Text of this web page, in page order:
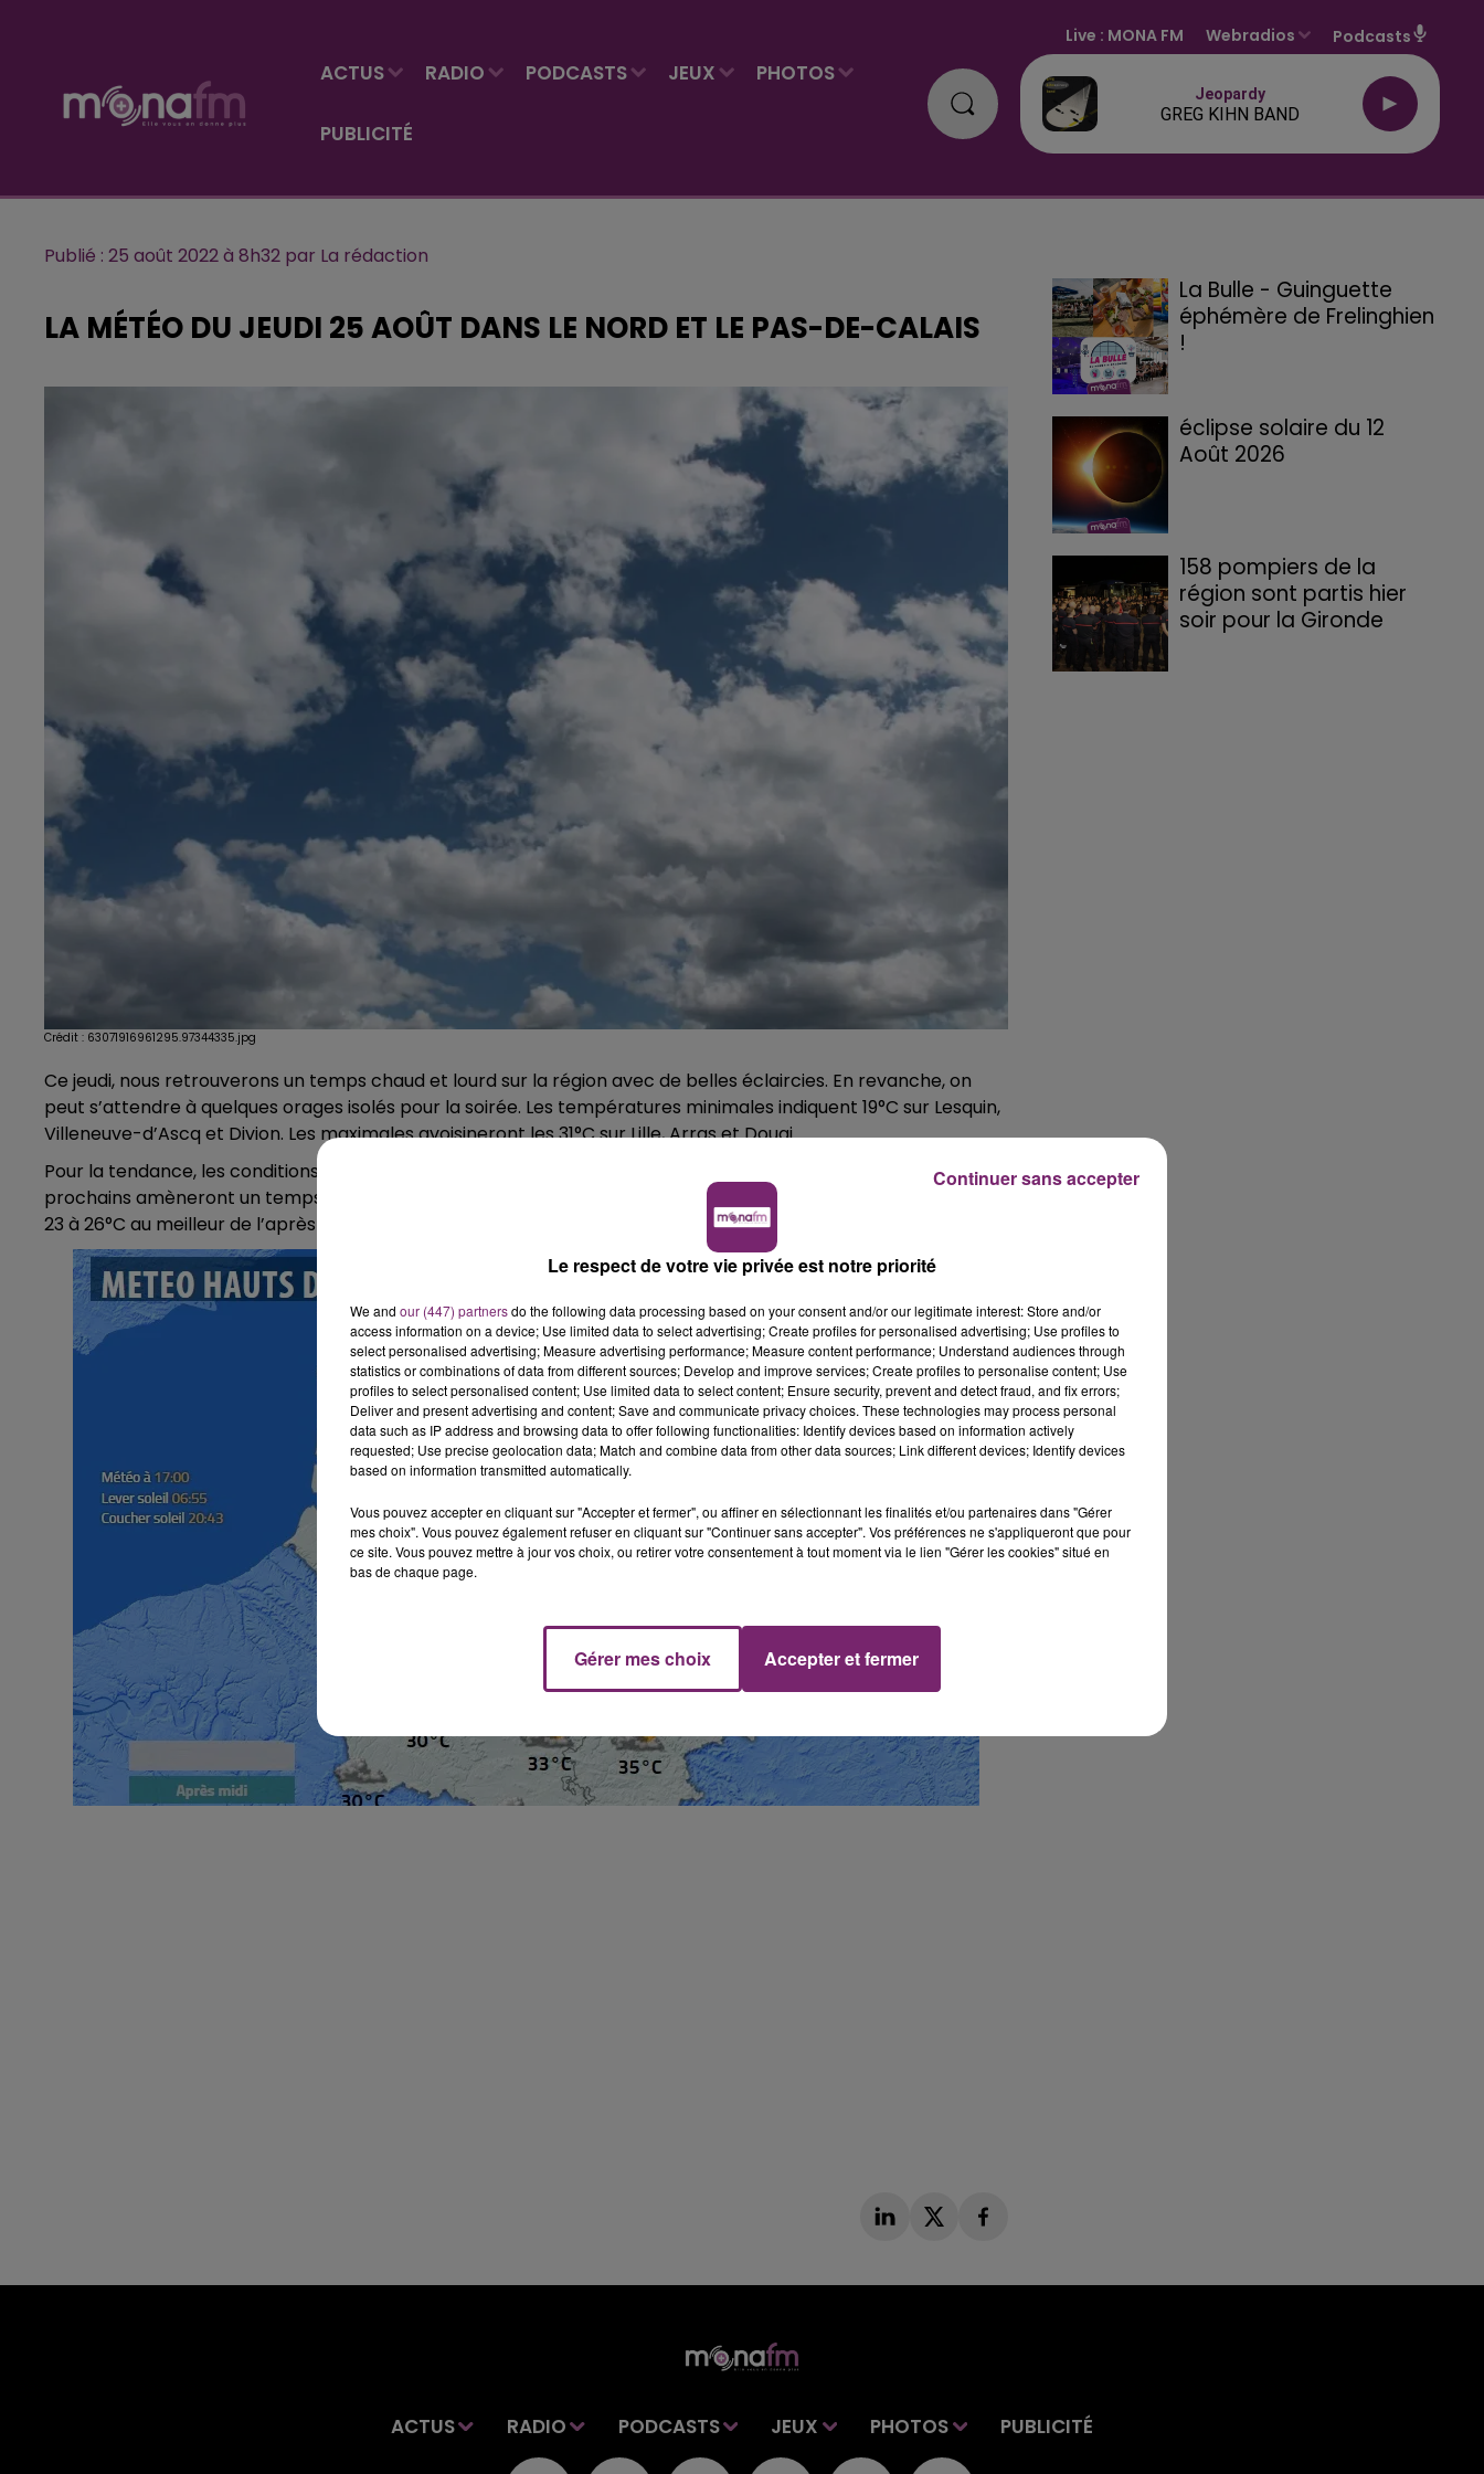
ACTUS RADIO PODCASTS JEUX PHOTOS
PUBLICITÉ
Live : MONA FM Webradios Podcasts
Jeopardy
GREG KIHN BAND
Publié : 25 août 2022 à 8h32 par La rédaction
LA MÉTÉO DU JEUDI 25 AOÛT DANS LE NORD ET LE PAS-DE-CALAIS
Crédit : 63071916961295.97344335.jpg
Ce jeudi, nous retrouverons un temps chaud et lourd sur la région avec de belles éclaircies. En revanche, on
peut s’attendre à quelques orages isolés pour la soirée. Les températures minimales indiquent 19°C sur Lesquin,
Villeneuve-d’Ascq et Divion. Les maximales avoisineront les 31°C sur Lille, Arras et Douai.
Pour la tendance, les conditions anticycloniques, présentes sur notre pays, entre vendredi et mercredi
prochains amèneront un temps assez bien ensoleillé sur la région. Les températures maximales varieront de
23 à 26°C au meilleur de l’après-midi.
La Bulle - Guinguette
éphémère de Frelinghien
!
éclipse solaire du 12
Août 2026
158 pompiers de la
région sont partis hier
soir pour la Gironde
ACTUS RADIO PODCASTS JEUX PHOTOS PUBLICITÉ
Le respect de votre vie privée est notre priorité
We and our (447) partnersdo the following data processing based on your consent and/or our legitimate interest: Store and/or
access information on a device; Use limited data to select advertising; Create profiles for personalised advertising; Use profiles to
select personalised advertising; Measure advertising performance; Measure content performance; Understand audiences through
statistics or combinations of data from different sources; Develop and improve services; Create profiles to personalise content; Use
profiles to select personalised content; Use limited data to select content; Ensure security, prevent and detect fraud, and fix errors;
Deliver and present advertising and content; Save and communicate privacy choices. These technologies may process personal
data such as IP address and browsing data to offer following functionalities: Identify devices based on information actively
requested; Use precise geolocation data; Match and combine data from other data sources; Link different devices; Identify devices
based on information transmitted automatically.
Vous pouvez accepter en cliquant sur "Accepter et fermer", ou affiner en sélectionnant les finalités et/ou partenaires dans "Gérer
mes choix". Vous pouvez également refuser en cliquant sur "Continuer sans accepter". Vos préférences ne s'appliqueront que pour
ce site. Vous pouvez mettre à jour vos choix, ou retirer votre consentement à tout moment via le lien "Gérer les cookies" situé en
bas de chaque page.
Gérer mes choix Accepter et fermer
Continuer sans accepter